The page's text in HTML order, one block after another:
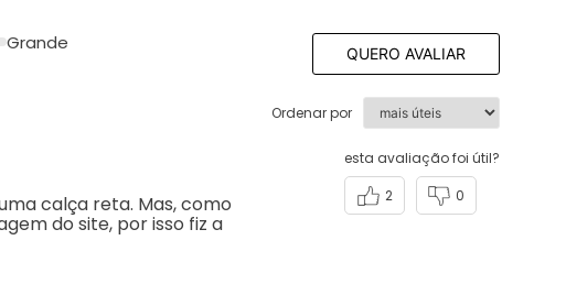
Grande QUERO AVALIAR
Ordenar por
calça reta. Mas, como
do site, por isso fiz a
esta avaliação foi útil?
2
0